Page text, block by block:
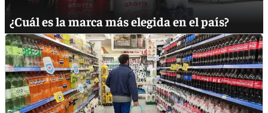
¿Cuál es la marca más elegida en el país?